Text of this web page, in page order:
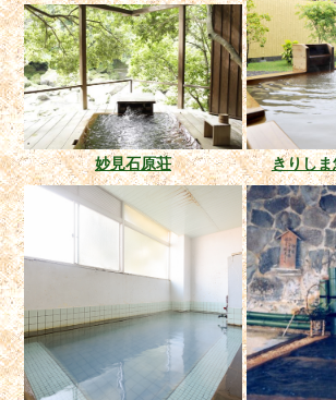
妙見石原荘 きりし